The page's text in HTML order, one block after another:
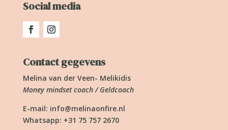
Social media
Contact gegevens
Melina van der Veen- Melikidis
Money mindset coach / Geldcoach
E-mail: info@melinaonfire.nl
Whatsapp: +31 75 757 2670